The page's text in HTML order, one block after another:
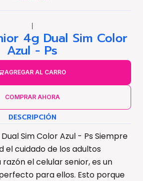
|
4g Dual Sim Color
Azul - Ps
AGREGAR AL CARRO
COMPRAR AHORA
DESCRIPCIÓN
Sim Color Azul - Ps Siempre
el cuidado de los adultos
el celular senior, es un
para ellos. Esto porque